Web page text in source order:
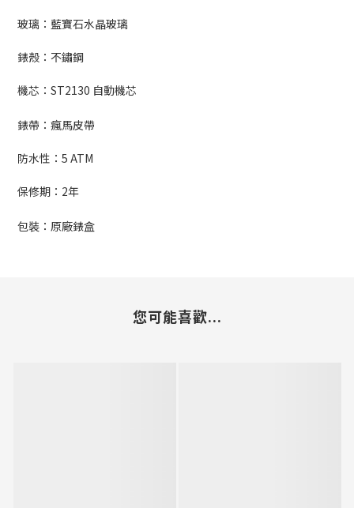
玻璃：藍寶石水晶玻璃
錶殼：不鏽鋼
機芯： ST2130 自動機芯
錶帶：瘋馬皮帶
防水性：5 ATM
保修期： 2年
包裝：原廠錶盒
您可能喜歡...